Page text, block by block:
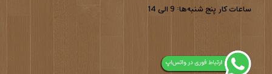
ساعات کار پنج شنبه‌ها: 9 الی 14